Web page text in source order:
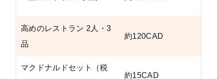
高めのレストラン 2人・3
品
約120CAD
マクドナルドセット（税
約15CAD